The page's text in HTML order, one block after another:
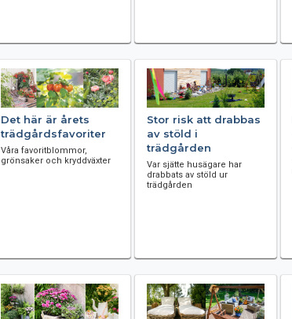
Det här är årets
trädgårdsfavoriter
Våra favoritblommor,
grönsaker och kryddväxter
Stor risk att drabbas
av stöld i
trädgården
Var sjätte husägare har
drabbats av stöld ur
trädgården